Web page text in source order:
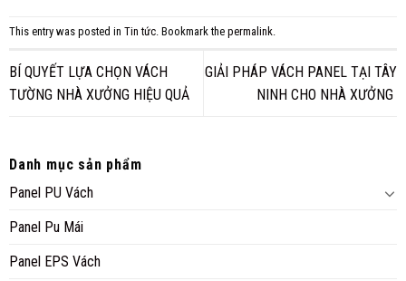
This entry was posted in Tin tức. Bookmark the permalink.
BÍ QUYẾT LỰA CHỌN VÁCH
TƯỜNG NHÀ XƯỞNG HIỆU QUẢ
GIẢI PHÁP VÁCH PANEL TẠI TÂY
NINH CHO NHÀ XƯỞNG
Danh mục sản phẩm
Panel PU Vách
Panel Pu Mái
Panel EPS Vách